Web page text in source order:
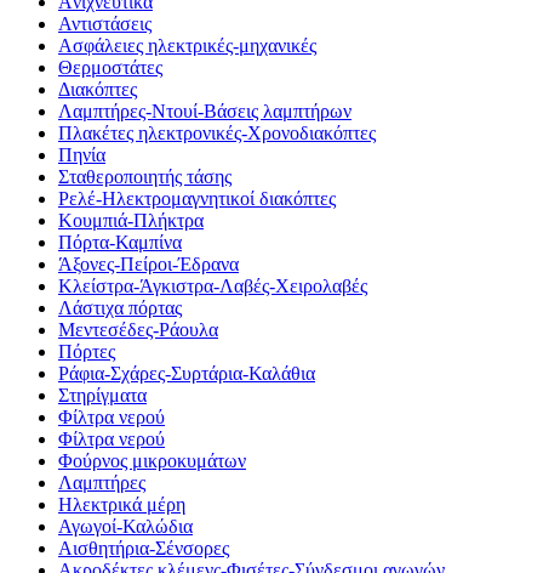
Αντιστάσεις
Ασφάλειες ηλεκτρικές-μηχανικές
Θερμοστάτες
Διακόπτες
Λαμπτήρες-Ντουί-Βάσεις λαμπτήρων
Πλακέτες ηλεκτρονικές-Χρονοδιακόπτες
Πηνία
Σταθεροποιητής τάσης
Ρελέ-Ηλεκτρομαγνητικοί διακόπτες
Κουμπιά-Πλήκτρα
Πόρτα-Καμπίνα
Άξονες-Πείροι-Έδρανα
Κλείστρα-Άγκιστρα-Λαβές-Χειρολαβές
Λάστιχα πόρτας
Μεντεσέδες-Ράουλα
Πόρτες
Ράφια-Σχάρες-Συρτάρια-Καλάθια
Στηρίγματα
Φίλτρα νερού
Φίλτρα νερού
Φούρνος μικροκυμάτων
Λαμπτήρες
Ηλεκτρικά μέρη
Αγωγοί-Καλώδια
Αισθητήρια-Σένσορες